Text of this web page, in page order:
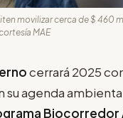
movilizar cerca de $ 460
MAE
cerrará 2025
su agenda
Biocorredor